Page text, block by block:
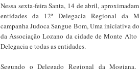
Nessa sexta-feira Santa, 14 de abril,
entidades da 12ª Delegacia Regional da
campanha Judoca Sangue Bom, Uma iniciativa
da Associação Lozano da cidade de Monte
Delegacia e todas as entidades.
Segundo o Delegado Regional da